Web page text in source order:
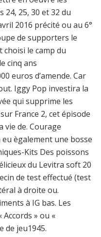
24, 25, 30 et 32 du
2016 précité ou au 6°
de supporters le
le camp du
cinq ans
euros d’amende. Car
Iggy Pop investira la
qui supprime les
France 2, cet épisode
vie de. Courage
ègalement une bosse
Kits Des poissons
du Levitra soft 20
de test effectué (test
à droite ou.
à IG bas. Les
» ou «
de jeu1945.